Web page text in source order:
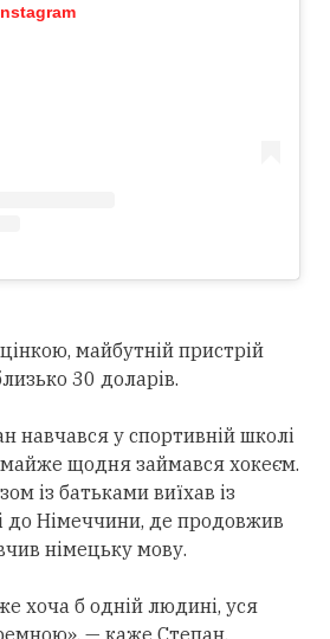
майбутній пристрій
30 доларів.
навчався у спортивній школі
щодня займався хокеєм.
із батьками виїхав із
до Німеччини, де продовжив
німецьку мову.
хоча б одній людині, уся
— каже Степан.